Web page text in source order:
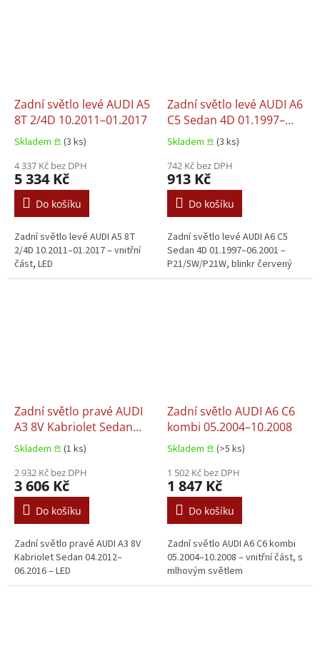
Zadní světlo levé AUDI A5
8T 2/4D 10.2011–01.2017
Skladem 𖠿 (3 ks)
4 337 Kč bez DPH
5 334 Kč
Do košíku
Zadní světlo levé AUDI A5 8T
2/4D 10.2011–01.2017 – vnitřní
část, LED
Zadní světlo levé AUDI A6
C5 Sedan 4D 01.1997–
06.2001
Skladem 𖠿 (3 ks)
742 Kč bez DPH
913 Kč
Do košíku
Zadní světlo levé AUDI A6 C5
Sedan 4D 01.1997–06.2001 –
P21/5W/P21W, blinkr červený
Zadní světlo pravé AUDI
A3 8V Kabriolet Sedan
04.2012–06.2016
Skladem 𖠿 (1 ks)
2 932 Kč bez DPH
3 606 Kč
Do košíku
Zadní světlo pravé AUDI A3 8V
Kabriolet Sedan 04.2012–
06.2016 – LED
Zadní světlo AUDI A6 C6
kombi 05.2004–10.2008
Skladem 𖠿 (>5 ks)
1 502 Kč bez DPH
1 847 Kč
Do košíku
Zadní světlo AUDI A6 C6 kombi
05.2004–10.2008 – vnitřní část, s
mlhovým světlem